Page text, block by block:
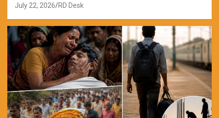
July 22, 2026 RD Desk